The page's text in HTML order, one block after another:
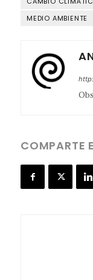
MEDIO AMBIENTE
COMPARTE